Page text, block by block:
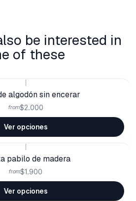
be interested in
of these
algodón sin encerar
from$2.000
Ver opciones
pabilo de madera
from$1.900
Ver opciones